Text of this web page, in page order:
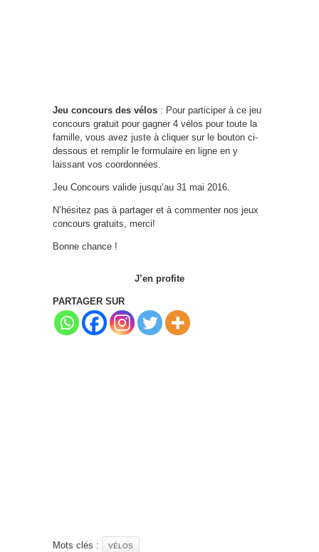
Jeu concours des vélos : Pour participer à ce jeu
concours gratuit pour gagner 4 vélos pour toute la
famille, vous avez juste à cliquer sur le bouton ci-
dessous et remplir le formulaire en ligne en y
laissant vos coordonnées.
Jeu Concours valide jusqu’au 31 mai 2016.
N’hésitez pas à partager et à commenter nos jeux
concours gratuits, merci!
Bonne chance !
J’en profite
PARTAGER SUR
Mots clés : VÉLOS